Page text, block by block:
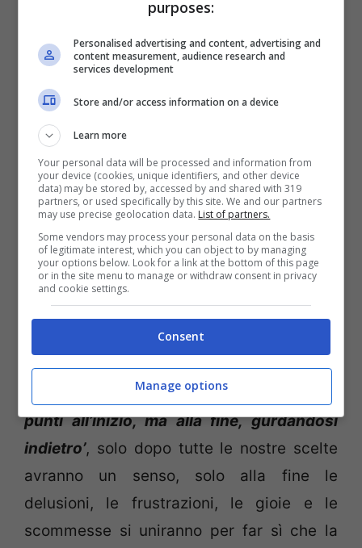
cosa a cui ancora la scienza non ha trovato
rimedio. Un sorriso di soddisfazione,
perchè poteva esserefiero di se stesso,
per aver lasciato in tutto il mondo suoi
scoperte di cui il mondo godrà anche dopo
la sua scomparsa. Adottato in fasce, la vita
di Steve non è mai stata in discesa, come
lui stesso racconta nel 2005: e un altro
grande messaggio che lascia ‘ai posteri’ è
che nulla nella vita viene per caso. Prima o
poii ‘puntini’,come lui stesso chiama le
vicende della vita,si uniranno tutti,
facendo sì che il nostro disegno di vita
abbia un senso. ‘Non si possono unire i
punti all’inizio, ma alla fine, gurdandosi
indietro’, solo dopo tutte le nostre scelte
avranno un senso, solo alla fine le
delusioni, le frustrazioni, le gioie e le
scommesse si uniranno per far sì che la
purposes:
Personalised advertising and content, advertising and
content measurement, audience research and
services development
Store and/or access information on a device
Learn more
Your personal data will be processed and information from
your device (cookies, unique identifiers, and other device
data) may be stored by, accessed by and shared with 319
partners, or used specifically by this site. We and our partners
may use precise geolocation data. List of partners.
Some vendors may process your personal data on the basis
of legitimate interest, which you can object to by managing
your options below. Look for a link at the bottom of this page
or in the site menu to manage or withdraw consent in privacy
and cookie settings.
Consent
Manage options